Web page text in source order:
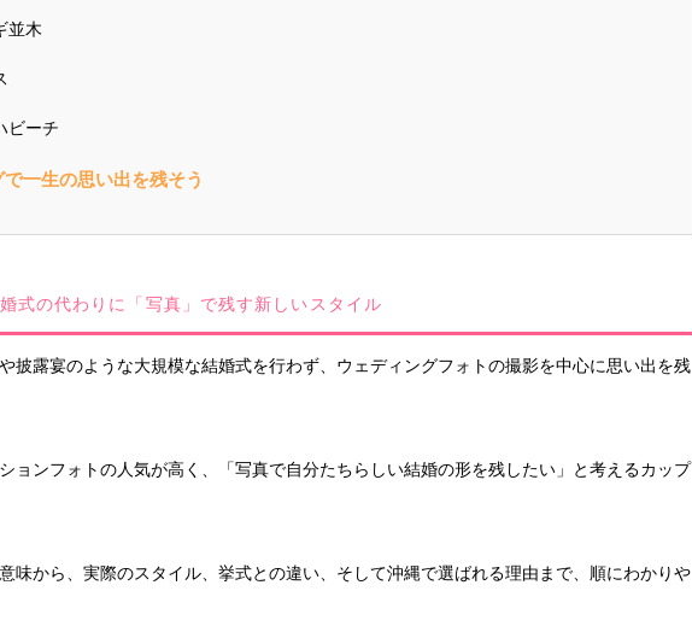
並木
ビーチ
一生の思い出を残そう
式の代わりに「写真」で残す新しいスタイル
披露宴のような大規模な結婚式を行わず、ウェディングフォトの撮影を中心に思い出を残
ョンフォトの人気が高く、「写真で自分たちらしい結婚の形を残したい」と考えるカップ
味から、実際のスタイル、挙式との違い、そして沖縄で選ばれる理由まで、順にわかりや